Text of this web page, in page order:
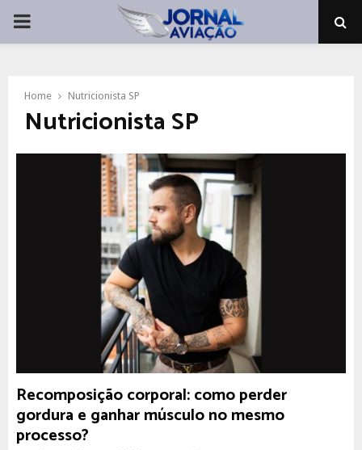
PRIMARY
Home Nutricionista SP
Nutricionista SP
Recomposição corporal: como perder
gordura e ganhar músculo no mesmo
processo?